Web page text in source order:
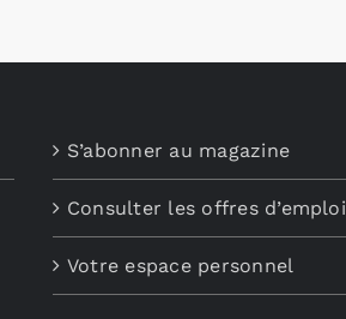
S’abonner au magazine
Consulter les offres d’emploi
Votre espace personnel